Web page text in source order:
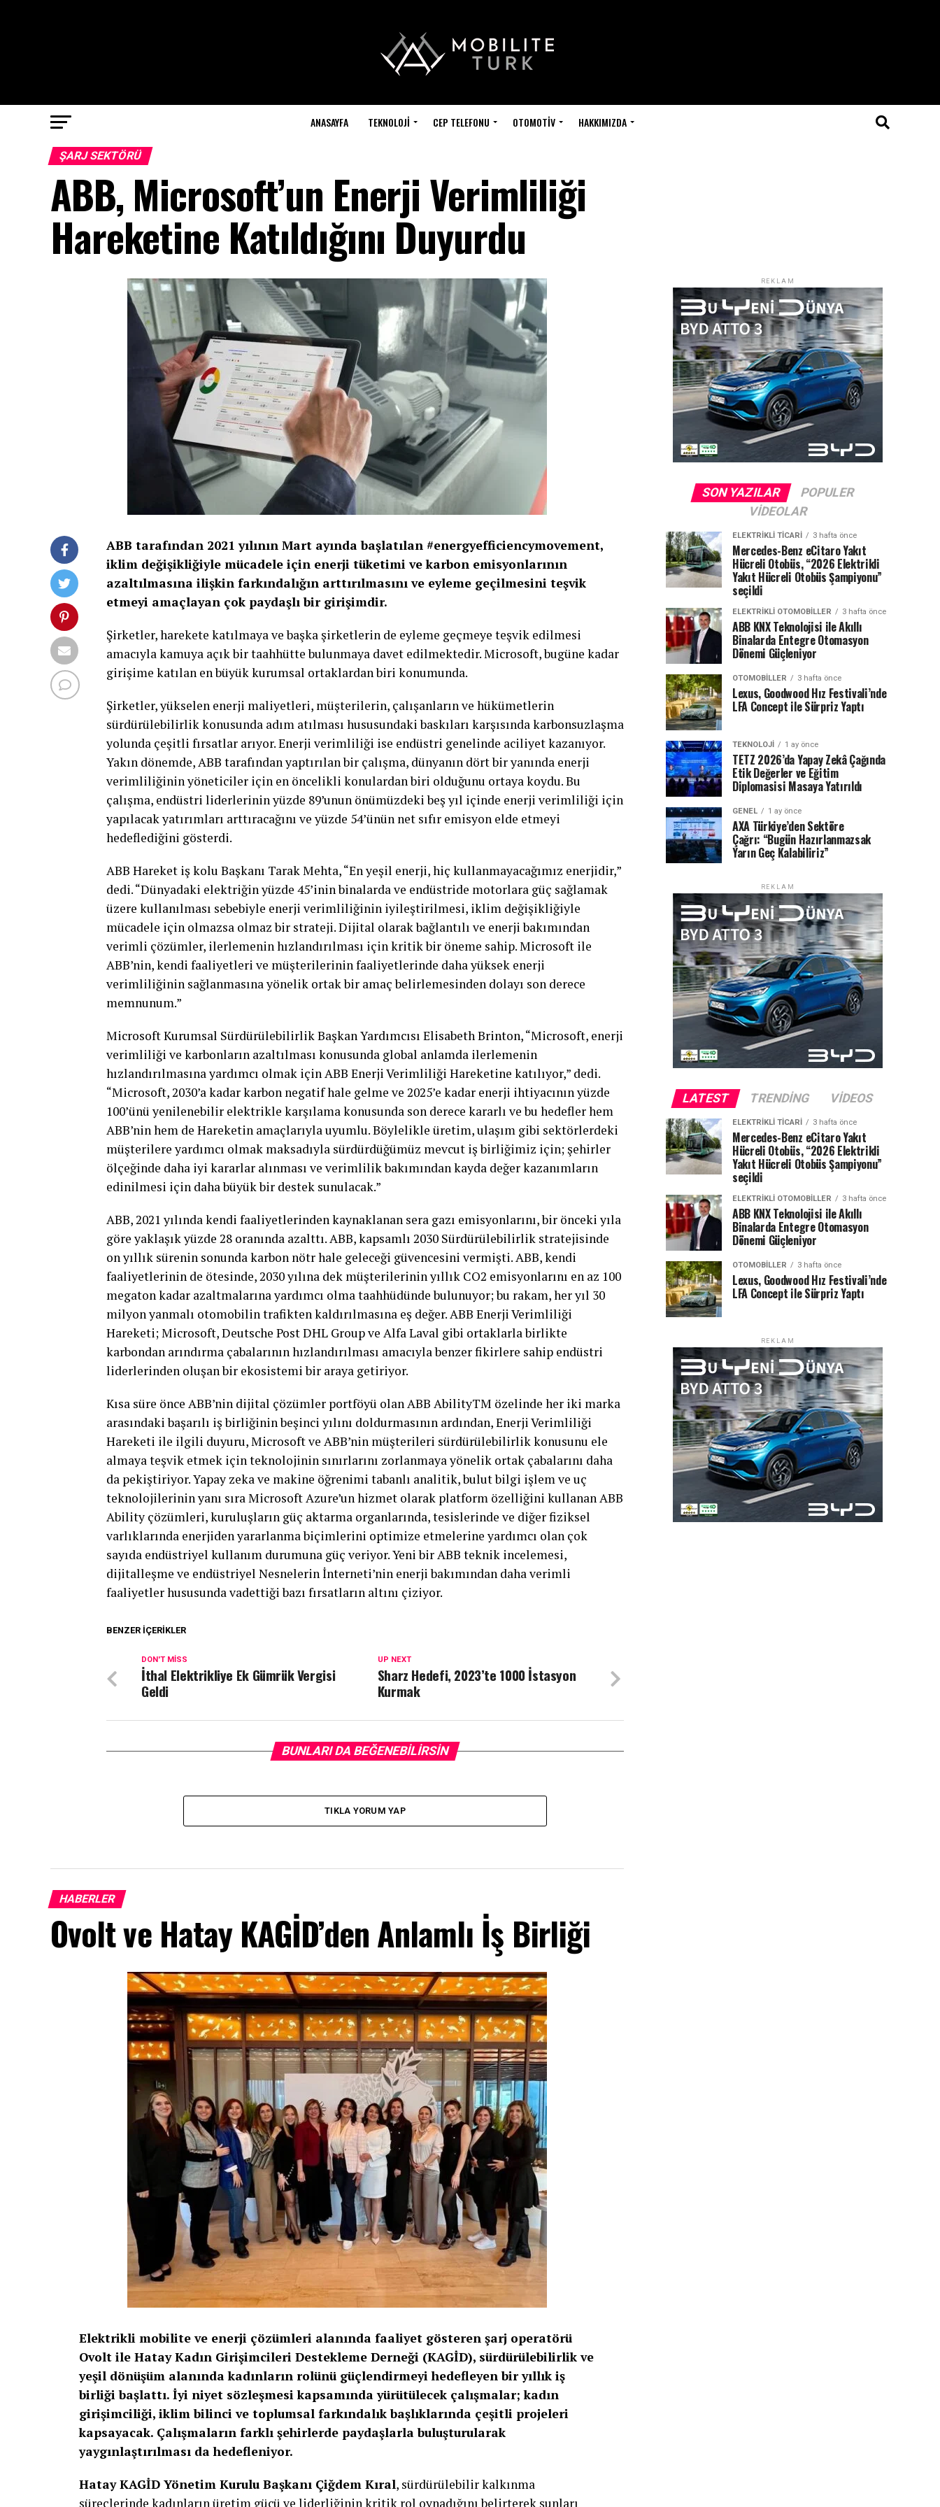
ANASAYFA TEKNOLOJI CEP TELEFONU OTOMOTIV HAKKIMIZDA
ŞARJ SEKTÖRÜ
ABB, Microsoft’un Enerji Verimliliği
Hareketine Katıldığını Duyurdu
ABB tarafından 2021 yılının Mart ayında başlatılan #energyefficiencymovement,
iklim değişikliğiyle mücadele için enerji tüketimi ve karbon emisyonlarının
azaltılmasına ilişkin farkındalığın arttırılmasını ve eyleme geçilmesini teşvik
etmeyi amaçlayan çok paydaşlı bir girişimdir.
Şirketler, harekete katılmaya ve başka şirketlerin de eyleme geçmeye teşvik edilmesi
amacıyla kamuya açık bir taahhütte bulunmaya davet edilmektedir. Microsoft, bugüne kadar
girişime katılan en büyük kurumsal ortaklardan biri konumunda.
Şirketler, yükselen enerji maliyetleri, müşterilerin, çalışanların ve hükümetlerin
sürdürülebilirlik konusunda adım atılması hususundaki baskıları karşısında karbonsuzlaşma
yolunda çeşitli fırsatlar arıyor. Enerji verimliliği ise endüstri genelinde aciliyet kazanıyor.
Yakın dönemde, ABB tarafından yaptırılan bir çalışma, dünyanın dört bir yanında enerji
verimliliğinin yöneticiler için en öncelikli konulardan biri olduğunu ortaya koydu. Bu
çalışma, endüstri liderlerinin yüzde 89’unun önümüzdeki beş yıl içinde enerji verimliliği için
yapılacak yatırımları arttıracağını ve yüzde 54’ünün net sıfır emisyon elde etmeyi
hedeflediğini gösterdi.
ABB Hareket iş kolu Başkanı Tarak Mehta, “En yeşil enerji, hiç kullanmayacağımız enerjidir,”
dedi. “Dünyadaki elektriğin yüzde 45’inin binalarda ve endüstride motorlara güç sağlamak
üzere kullanılması sebebiyle enerji verimliliğinin iyileştirilmesi, iklim değişikliğiyle
mücadele için olmazsa olmaz bir strateji. Dijital olarak bağlantılı ve enerji bakımından
verimli çözümler, ilerlemenin hızlandırılması için kritik bir öneme sahip. Microsoft ile
ABB’nin, kendi faaliyetleri ve müşterilerinin faaliyetlerinde daha yüksek enerji
verimliliğinin sağlanmasına yönelik ortak bir amaç belirlemesinden dolayı son derece
memnunum.”
Microsoft Kurumsal Sürdürülebilirlik Başkan Yardımcısı Elisabeth Brinton, “Microsoft, enerji
verimliliği ve karbonların azaltılması konusunda global anlamda ilerlemenin
hızlandırılmasına yardımcı olmak için ABB Enerji Verimliliği Hareketine katılıyor,” dedi.
“Microsoft, 2030’a kadar karbon negatif hale gelme ve 2025’e kadar enerji ihtiyacının yüzde
100’ünü yenilenebilir elektrikle karşılama konusunda son derece kararlı ve bu hedefler hem
ABB’nin hem de Hareketin amaçlarıyla uyumlu. Böylelikle üretim, ulaşım gibi sektörlerdeki
müşterilere yardımcı olmak maksadıyla sürdürdüğümüz mevcut iş birliğimiz için; şehirler
ölçeğinde daha iyi kararlar alınması ve verimlilik bakımından kayda değer kazanımların
edinilmesi için daha büyük bir destek sunulacak.”
ABB, 2021 yılında kendi faaliyetlerinden kaynaklanan sera gazı emisyonlarını, bir önceki yıla
göre yaklaşık yüzde 28 oranında azalttı. ABB, kapsamlı 2030 Sürdürülebilirlik stratejisinde
on yıllık sürenin sonunda karbon nötr hale geleceği güvencesini vermişti. ABB, kendi
faaliyetlerinin de ötesinde, 2030 yılına dek müşterilerinin yıllık CO2 emisyonlarını en az 100
megaton kadar azaltmalarına yardımcı olma taahhüdünde bulunuyor; bu rakam, her yıl 30
milyon yanmalı otomobilin trafikten kaldırılmasına eş değer. ABB Enerji Verimliliği
Hareketi; Microsoft, Deutsche Post DHL Group ve Alfa Laval gibi ortaklarla birlikte
karbondan arındırma çabalarının hızlandırılması amacıyla benzer fikirlere sahip endüstri
liderlerinden oluşan bir ekosistemi bir araya getiriyor.
Kısa süre önce ABB’nin dijital çözümler portföyü olan ABB AbilityTM özelinde her iki marka
arasındaki başarılı iş birliğinin beşinci yılını doldurmasının ardından, Enerji Verimliliği
Hareketi ile ilgili duyuru, Microsoft ve ABB’nin müşterileri sürdürülebilirlik konusunu ele
almaya teşvik etmek için teknolojinin sınırlarını zorlanmaya yönelik ortak çabalarını daha
da pekiştiriyor. Yapay zeka ve makine öğrenimi tabanlı analitik, bulut bilgi işlem ve uç
teknolojilerinin yanı sıra Microsoft Azure’un hizmet olarak platform özelliğini kullanan ABB
Ability çözümleri, kuruluşların güç aktarma organlarında, tesislerinde ve diğer fiziksel
varlıklarında enerjiden yararlanma biçimlerini optimize etmelerine yardımcı olan çok
sayıda endüstriyel kullanım durumuna güç veriyor. Yeni bir ABB teknik incelemesi,
dijitalleşme ve endüstriyel Nesnelerin İnterneti’nin enerji bakımından daha verimli
faaliyetler hususunda vadettiği bazı fırsatların altını çiziyor.
BENZER İÇERIKLER
UP NEXT
Sharz Hedefi, 2023’te 1000 İstasyon
Kurmak
DON'T MISS
İthal Elektrikliye Ek Gümrük Vergisi
Geldi
BUNLARI DA BEĞENEBILIRSIN
TIKLA YORUM YAP
HABERLER
Ovolt ve Hatay KAGİD’den Anlamlı İş Birliği
Elektrikli mobilite ve enerji çözümleri alanında faaliyet gösteren şarj operatörü
Ovolt ile Hatay Kadın Girişimcileri Destekleme Derneği (KAGİD), sürdürülebilirlik ve
yeşil dönüşüm alanında kadınların rolünü güçlendirmeyi hedefleyen bir yıllık iş
birliği başlattı. İyi niyet sözleşmesi kapsamında yürütülecek çalışmalar; kadın
girişimciliği, iklim bilinci ve toplumsal farkındalık başlıklarında çeşitli projeleri
kapsayacak. Çalışmaların farklı şehirlerde paydaşlarla buluşturularak
yaygınlaştırılması da hedefleniyor.
Hatay KAGİD Yönetim Kurulu Başkanı Çiğdem Kıral, sürdürülebilir kalkınma
süreçlerinde kadınların üretim gücü ve liderliğinin kritik rol oynadığını belirterek şunları
REKLAM
SON YAZILAR
POPULER
VIDEOLAR
ELEKTRIKLI TICARI 3 hafta önce
Mercedes-Benz eCitaro Yakıt
Hücreli Otobüs, “2026 Elektrikli
Yakıt Hücreli Otobüs Şampiyonu”
seçildi
ELEKTRIKLI OTOMOBILLER 3 hafta önce
ABB KNX Teknolojisi ile Akıllı
Binalarda Entegre Otomasyon
Dönemi Güçleniyor
OTOMOBILLER 3 hafta önce
Lexus, Goodwood Hız Festivali’nde
LFA Concept ile Sürpriz Yaptı
TEKNOLOJI 1 ay önce
TETZ 2026’da Yapay Zekâ Çağında
Etik Değerler ve Eğitim
Diplomasisi Masaya Yatırıldı
GENEL 1 ay önce
AXA Türkiye’den Sektöre
Çağrı: “Bugün Hazırlanmazsak
Yarın Geç Kalabiliriz”
REKLAM
LATEST TRENDING VIDEOS
ELEKTRIKLI TICARI 3 hafta önce
Mercedes-Benz eCitaro Yakıt
Hücreli Otobüs, “2026 Elektrikli
Yakıt Hücreli Otobüs Şampiyonu”
seçildi
ELEKTRIKLI OTOMOBILLER 3 hafta önce
ABB KNX Teknolojisi ile Akıllı
Binalarda Entegre Otomasyon
Dönemi Güçleniyor
OTOMOBILLER 3 hafta önce
Lexus, Goodwood Hız Festivali’nde
LFA Concept ile Sürpriz Yaptı
REKLAM